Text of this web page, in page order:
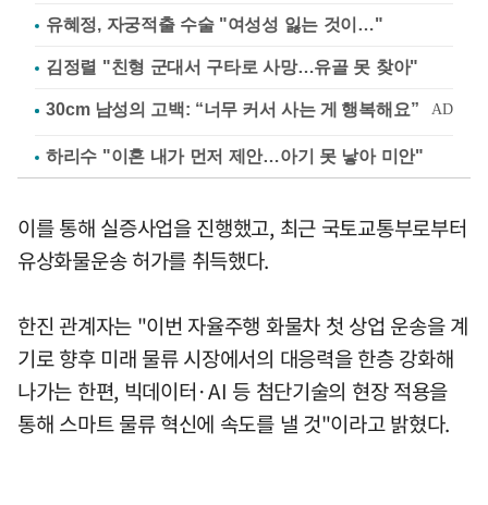
유혜정, 자궁적출 수술 "여성성 잃는 것이…"
김정렬 "친형 군대서 구타로 사망…유골 못 찾아"
하리수 "이혼 내가 먼저 제안…아기 못 낳아 미안"
이를 통해 실증사업을 진행했고, 최근 국토교통부로부터
유상화물운송 허가를 취득했다.
한진 관계자는 "이번 자율주행 화물차 첫 상업 운송을 계
기로 향후 미래 물류 시장에서의 대응력을 한층 강화해
나가는 한편, 빅데이터·AI 등 첨단기술의 현장 적용을
통해 스마트 물류 혁신에 속도를 낼 것"이라고 밝혔다.